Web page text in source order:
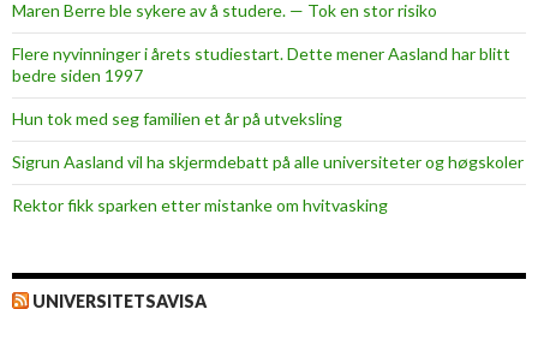
Maren Berre ble sykere av å studere. — Tok en stor risiko
Flere nyvinninger i årets studiestart. Dette mener Aasland har blitt
bedre siden 1997
Hun tok med seg familien et år på utveksling
Sigrun Aasland vil ha skjerm­debatt på alle universiteter og høgskoler
Rektor fikk sparken etter mistanke om hvitvasking
UNIVERSITETSAVISA